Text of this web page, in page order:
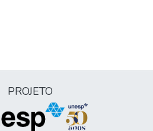
PROJETO